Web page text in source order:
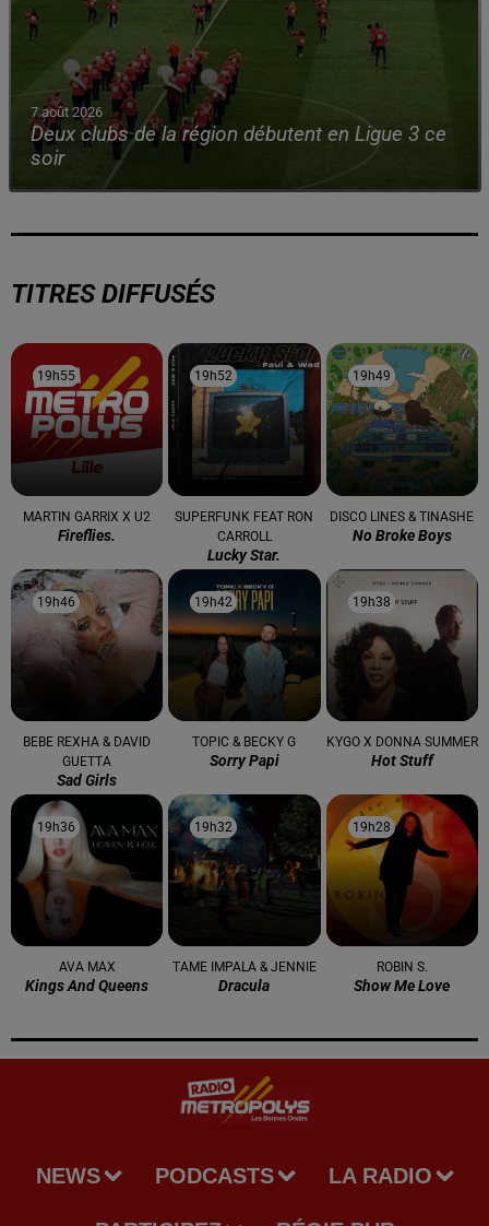
7 août 2026
Deux clubs de la région débutent en Ligue 3 ce
soir
TITRES DIFFUSÉS
19h55
19h55
MARTIN GARRIX X U2
Fireflies.
19h52
19h52
SUPERFUNK FEAT RON
CARROLL
Lucky Star.
19h49
19h49
DISCO LINES & TINASHE
No Broke Boys
19h46
19h46
BEBE REXHA & DAVID
GUETTA
Sad Girls
19h42
19h42
TOPIC & BECKY G
Sorry Papi
19h38
19h38
KYGO X DONNA SUMMER
Hot Stuff
19h36
19h36
AVA MAX
Kings And Queens
19h32
19h32
TAME IMPALA & JENNIE
Dracula
19h28
19h28
ROBIN S.
Show Me Love
NEWS PODCASTS LA RADIO